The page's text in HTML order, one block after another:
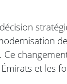
et les